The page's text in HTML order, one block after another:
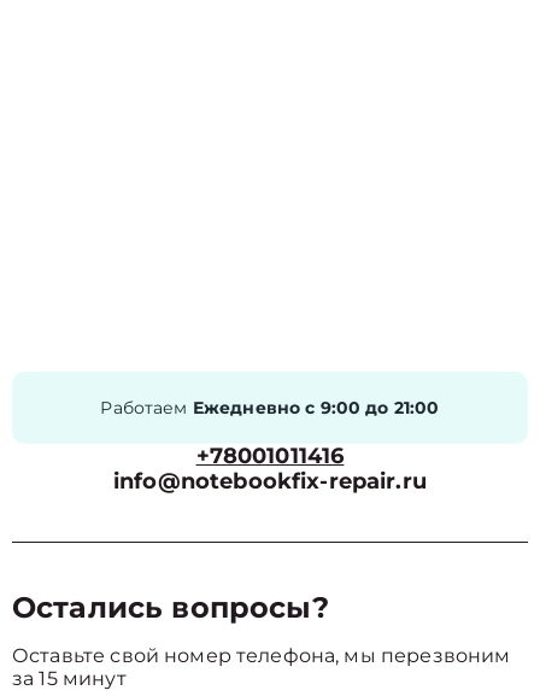
Работаем Ежедневно с 9:00 до 21:00
+78001011416
info@notebookfix-repair.ru
Остались вопросы?
Оставьте свой номер телефона, мы перезвоним
за 15 минут